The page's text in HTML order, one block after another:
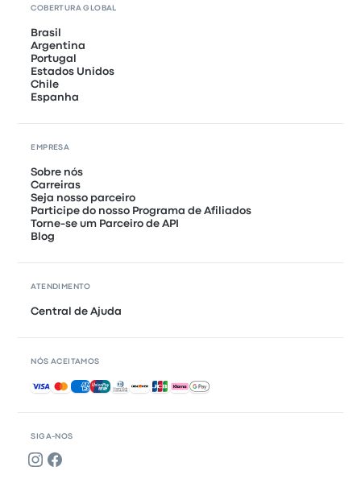
SIGA-NOS
COBERTURA GLOBAL
Brasil
Argentina
Portugal
Estados Unidos
Chile
Espanha
EMPRESA
Sobre nós
Carreiras
Seja nosso parceiro
Participe do nosso Programa de Afiliados
Torne-se um Parceiro de API
Blog
ATENDIMENTO
Central de Ajuda
NÓS ACEITAMOS
Pagamentos aceitos